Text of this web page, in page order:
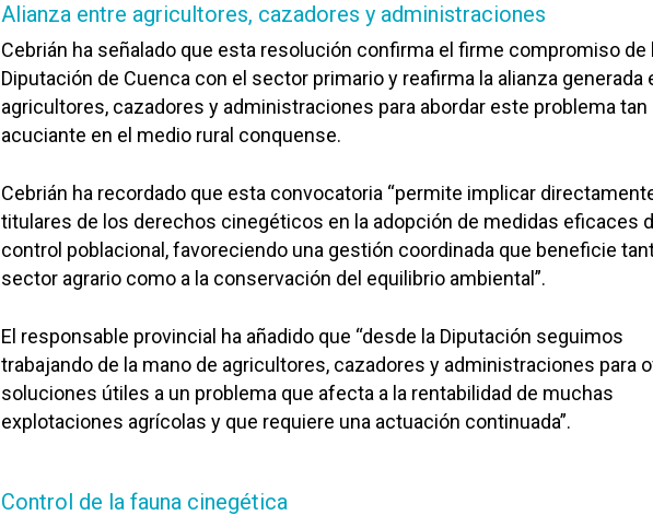
Alianza entre agricultores, cazadores y administraciones
Cebrián ha señalado que esta resolución confirma el firme compromiso de
Diputación de Cuenca con el sector primario y reafirma la alianza generada
agricultores, cazadores y administraciones para abordar este problema tan
acuciante en el medio rural conquense.
Cebrián ha recordado que esta convocatoria “permite implicar
titulares de los derechos cinegéticos en la adopción de medidas eficaces
control poblacional, favoreciendo una gestión coordinada que beneficie
sector agrario como a la conservación del equilibrio ambiental”.
El responsable provincial ha añadido que “desde la Diputación seguimos
trabajando de la mano de agricultores, cazadores y administraciones para
soluciones útiles a un problema que afecta a la rentabilidad de muchas
explotaciones agrícolas y que requiere una actuación continuada”.
Control de la fauna cinegética